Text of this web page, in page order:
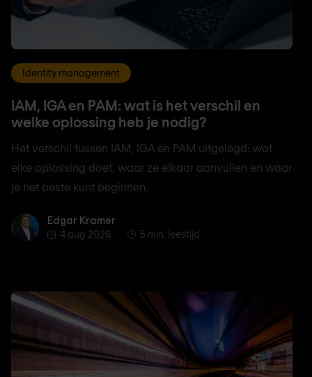
Identity management
IAM, IGA en PAM: wat is het verschil en
welke oplossing heb je nodig?
Het verschil tussen IAM, IGA en PAM uitgelegd: wat
elke oplossing doet, waar ze elkaar aanvullen en waar
je het beste kunt beginnen.
Edgar KramerEdgar Kramer
4 aug 2026
5 min. leestijd